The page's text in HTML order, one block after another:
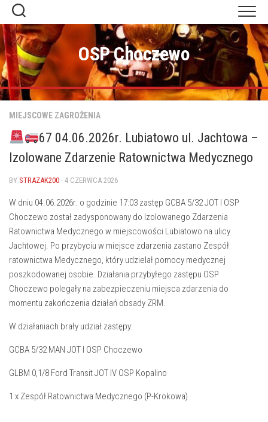
Skip
content
OSP Choczewo
MIEJSCOWE ZAGROŻENIA
67 04.06.2026r. Lubiatowo ul. Jachtowa –
Izolowane Zdarzenie Ratownictwa Medycznego
BY STRAZAK200 · 4 CZERWCA 2026
W dniu 04.06.2026r. o godzinie 17:03 zastęp GCBA 5/32 JOT I OSP
Choczewo został zadysponowany do Izolowanego Zdarzenia
Ratownictwa Medycznego w miejscowości Lubiatowo na ulicy
Jachtowej. Po przybyciu w miejsce zdarzenia zastano Zespół
ratownictwa Medycznego, który udzielał pomocy medycznej
poszkodowanej osobie. Działania przybyłego zastępu OSP
Choczewo polegały na zabezpieczeniu miejsca zdarzenia do
momentu zakończenia działań obsady ZRM.
W działaniach brały udział zastępy:
GCBA 5/32 MAN JOT I OSP Choczewo
GLBM 0,1/8 Ford Transit JOT IV OSP Kopalino
1 x Zespół Ratownictwa Medycznego (P-Krokowa)